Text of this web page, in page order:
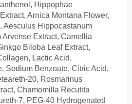
Hippophae
Arnica Montana Flower,
Aesculus Hippocastanum
Arvense Extract, Camellia
Biloba Leaf Extract,
Lactic Acid,
Sodium Benzoate, Citric Acid,
20, Rosmarinus
Chamomilla Recutita
7, PEG-40 Hydrogenated